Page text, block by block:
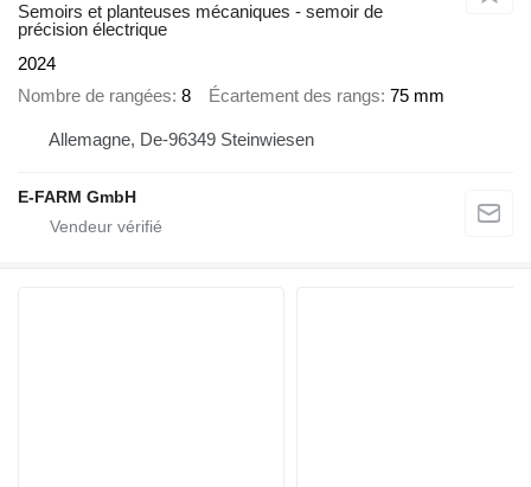
Semoirs et planteuses mécaniques - semoir de
précision électrique
2024
Nombre de rangées 8 Écartement des rangs 75 mm
Allemagne, De-96349 Steinwiesen
E-FARM GmbH